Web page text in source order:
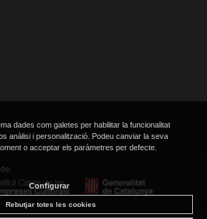
dades com galetes per habilitar la funcionalitat
anàlisi i personalització. Podeu canviar la seva
o acceptar els paràmetres per defecte.
Configurar
Rebutjar totes les cookies